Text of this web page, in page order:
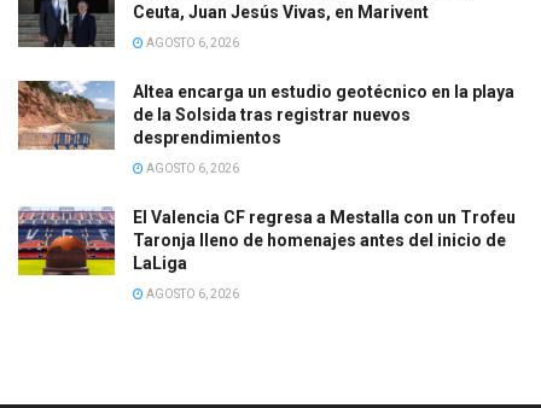
Ceuta, Juan Jesús Vivas, en Marivent
AGOSTO 6, 2026
Altea encarga un estudio geotécnico en la playa
de la Solsida tras registrar nuevos
desprendimientos
AGOSTO 6, 2026
El Valencia CF regresa a Mestalla con un Trofeu
Taronja lleno de homenajes antes del inicio de
LaLiga
AGOSTO 6, 2026